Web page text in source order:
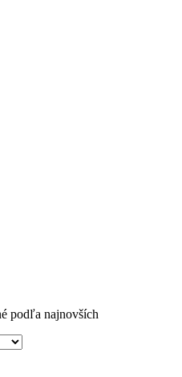
podľa najnovších